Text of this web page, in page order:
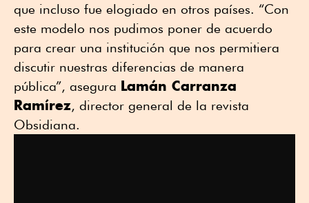
que incluso fue elogiado en otros países. “Con
este modelo nos pudimos poner de acuerdo
para crear una institución que nos permitiera
discutir nuestras diferencias de manera
pública”, asegura Lamán Carranza
Ramírez, director general de la revista
Obsidiana.